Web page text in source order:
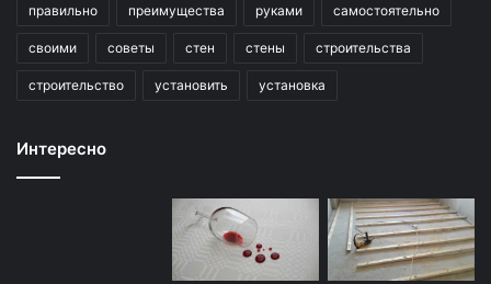
правильно преимущества руками самостоятельно
своими советы стен стены строительства
строительство установить установка
Интересно